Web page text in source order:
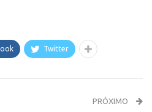
Twitter
PRÓXIMO